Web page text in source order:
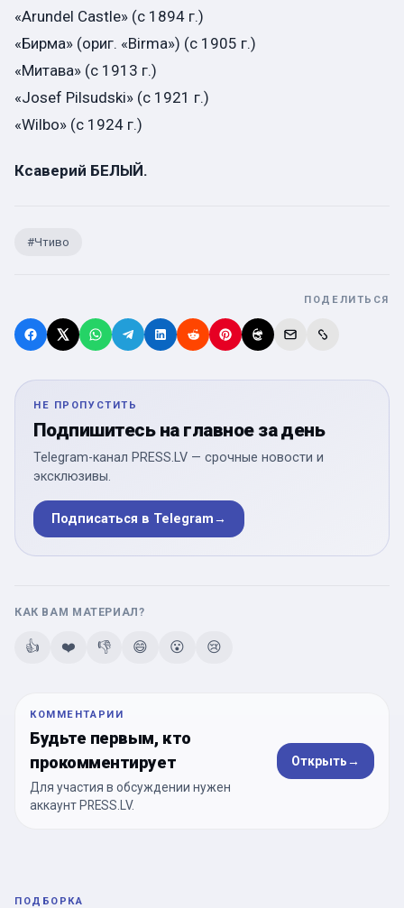
«Arundel Castle» (с 1894 г.)
«Бирма» (ориг. «Birma») (с 1905 г.)
«Митава» (с 1913 г.)
«Josef Pilsudski» (с 1921 г.)
«Wilbo» (с 1924 г.)
Ксаверий БЕЛЫЙ.
#Чтиво
ПОДЕЛИТЬСЯ
НЕ ПРОПУСТИТЬ
Подпишитесь на главное за день
Telegram-канал PRESS.LV — срочные новости и
эксклюзивы.
Подписаться в Telegram→
КАК ВАМ МАТЕРИАЛ?
👍 ❤️ 👎 😄 😮 😢
КОММЕНТАРИИ
Будьте первым, кто
прокомментирует
Для участия в обсуждении нужен
аккаунт PRESS.LV.
Открыть→
ПОДБОРКА